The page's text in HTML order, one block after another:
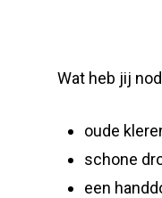
Wat heb jij
oude
schone
een